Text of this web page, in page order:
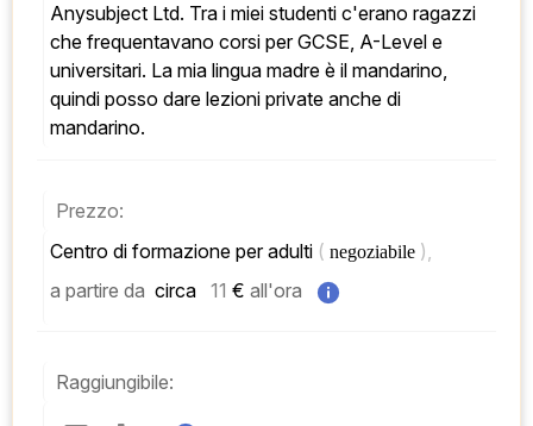
Anysubject Ltd. Tra i miei studenti c'erano ragazzi
che frequentavano corsi per GCSE, A-Level e
universitari. La mia lingua madre è il mandarino,
quindi posso dare lezioni private anche di
mandarino.
Prezzo:
Centro di formazione per adulti ( negoziabile ),
a partire da circa 11 € all'ora
Raggiungibile: